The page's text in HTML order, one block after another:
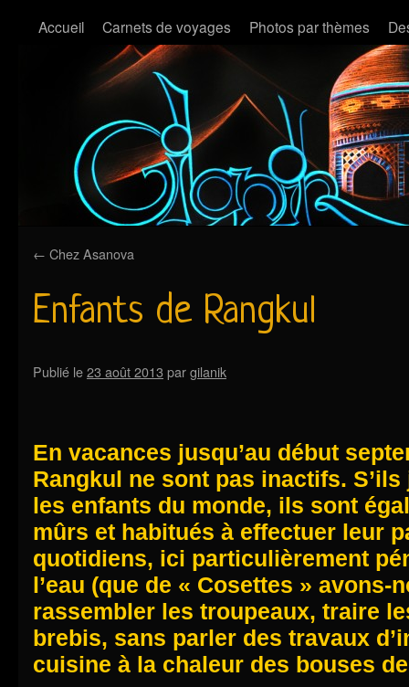
Accueil Carnets de voyages Photos par thèmes
← Chez Asanova
Enfants de Rangkul
Publié le23 août 2013 pargilanik
En vacances jusqu’au début
Rangkul ne sont pas inactifs.
les enfants du monde, ils sont
mûrs et habitués à effectuer leur
quotidiens, ici particulièrement
l’eau (que de « Cosettes » avons-
rassembler les troupeaux, traire
brebis, sans parler des travaux
cuisine à la chaleur des bouses